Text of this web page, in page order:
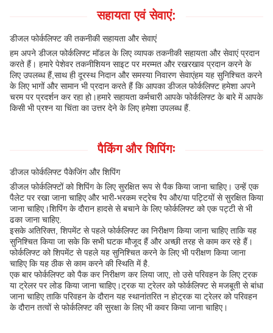
सहायता एवं सेवाएं:
डीजल फोर्कलिफ्ट की तकनीकी सहायता और सेवाएं
हम अपने डीजल फोर्कलिफ्ट मॉडल के लिए व्यापक तकनीकी सहायता और सेवाएं प्रदान
करते हैं। हमारे पेशेवर तकनीशियन साइट पर मरम्मत और रखरखाव प्रदान करने के
लिए उपलब्ध हैं,साथ ही दूरस्थ निदान और समस्या निवारण सेवाएंहम यह सुनिश्चित करने
के लिए भागों और सामान भी प्रदान करते हैं कि आपका डीजल फोर्कलिफ्ट हमेशा अपने
चरम पर प्रदर्शन कर रहा हो।हमारे सहायता कर्मचारी आपके फोर्कलिफ्ट के बारे में आपके
किसी भी प्रश्न या चिंता का उत्तर देने के लिए हमेशा उपलब्ध हैं.
पैकिंग और शिपिंगः
डीजल फोर्कलिफ्ट पैकेजिंग और शिपिंग
डीजल फोर्कलिफ्टों को शिपिंग के लिए सुरक्षित रूप से पैक किया जाना चाहिए। उन्हें एक
पैलेट पर रखा जाना चाहिए और भारी-भरकम स्ट्रेच रैप और/या पट्टियों से सुरक्षित किया
जाना चाहिए।शिपिंग के दौरान हादसे से बचाने के लिए फोर्कलिफ्ट को एक पट्टी से भी
ढका जाना चाहिए.
इसके अतिरिक्त, शिपमेंट से पहले फोर्कलिफ्ट का निरीक्षण किया जाना चाहिए ताकि यह
सुनिश्चित किया जा सके कि सभी घटक मौजूद हैं और अच्छी तरह से काम कर रहे हैं।
फोर्कलिफ्ट को शिपमेंट से पहले यह सुनिश्चित करने के लिए भी परीक्षण किया जाना
चाहिए कि यह ठीक से काम करने की स्थिति में है.
एक बार फोर्कलिफ्ट को पैक कर निरीक्षण कर लिया जाए, तो उसे परिवहन के लिए ट्रक
या ट्रेलर पर लोड किया जाना चाहिए।ट्रक या ट्रेलर को फोर्कलिफ्ट से मजबूती से बांधा
जाना चाहिए ताकि परिवहन के दौरान यह स्थानांतरित न होट्रक या ट्रेलर को परिवहन
के दौरान तत्वों से फोर्कलिफ्ट की सुरक्षा के लिए भी कवर किया जाना चाहिए।